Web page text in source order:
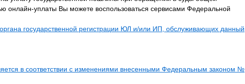
онлайн-уплаты Вы можете воспользоваться сервисами Федеральной
государственной регистрации ЮЛ и/или ИП, обслуживающих данный
в соответствии с изменениями внесенными Федеральным законом №